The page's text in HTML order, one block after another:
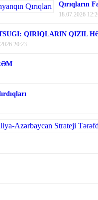
Qırıqların
18.07.2026
QIRIQLARIN QIZIL
20:23